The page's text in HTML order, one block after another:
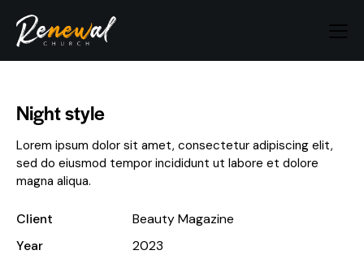
Night style
Lorem ipsum dolor sit amet, consectetur adipiscing elit,
sed do eiusmod tempor incididunt ut labore et dolore
magna aliqua.
Client
Beauty Magazine
Year
2023